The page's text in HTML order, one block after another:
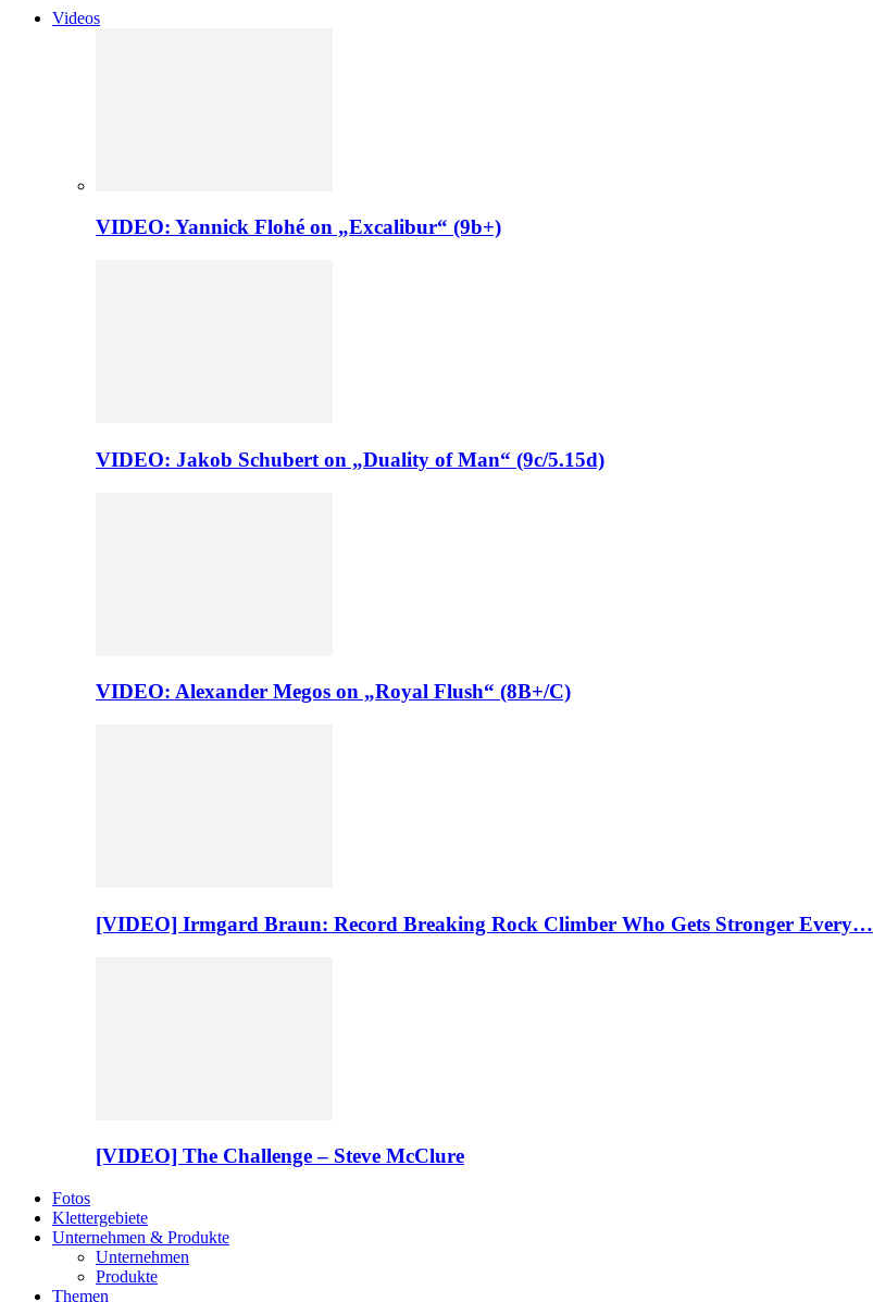
Videos
VIDEO: Yannick Flohé on „Excalibur“ (9b+)
VIDEO: Jakob Schubert on „Duality of Man“ (9c/5.15d)
VIDEO: Alexander Megos on „Royal Flush“ (8B+/C)
[VIDEO] Irmgard Braun: Record Breaking Rock Climber Who Gets Stronger Every…
[VIDEO] The Challenge – Steve McClure
Fotos
Klettergebiete
Unternehmen & Produkte
Unternehmen
Produkte
Themen